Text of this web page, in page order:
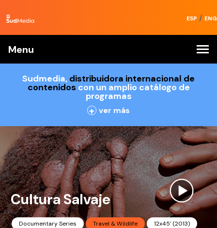
ESP / ENG
Menu
Sudmedia, distribuidora internacional de
contenidos con un amplio catálogo de
programas
+ ver más
Cultura Salvaje
Documentary Series Travel & Wildlife
12x45' (2013)